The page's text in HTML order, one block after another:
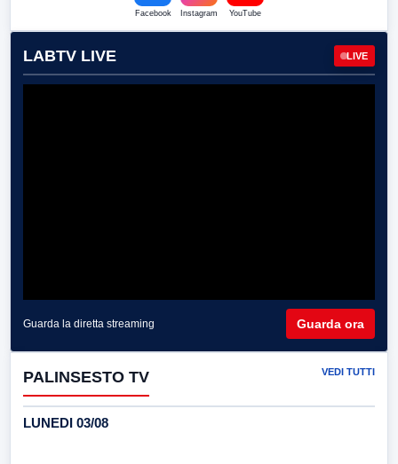
Facebook Instagram YouTube
LABTV LIVE LIVE
Guarda la diretta streaming Guarda ora
PALINSESTO TV VEDI TUTTI
LUNEDI 03/08